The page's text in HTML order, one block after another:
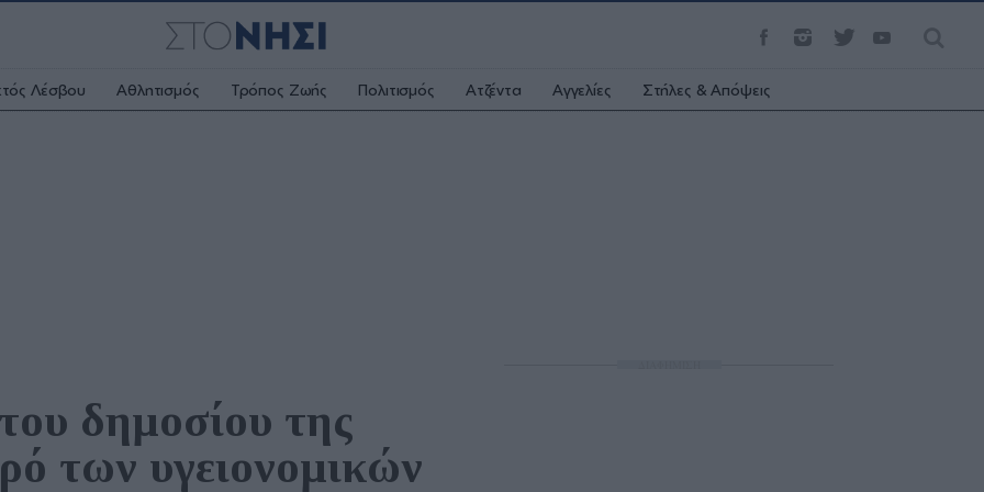
Λέσβου Αθλητισμός Τρόπος Ζωής Πολιτισμός Ατζέντα Αγγελίες Στήλες & Απόψεις
δημοσίου της
των υγειονομικών